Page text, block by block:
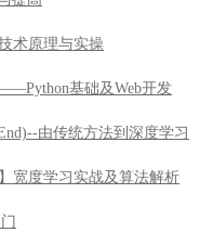
术原理与实操
基础及Web开发
由传统方法到深度学习
宽度学习实战及算法解析